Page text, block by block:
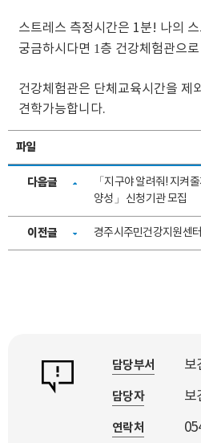
스트레스 측정시간은 1분! 나의
궁금하시다면 1 층 건강체험관으
건강체험관은 단체교육시간을 제
견학가능합니다.
파일
다음글
「지구야 알려줘! 지켜
양성」 신청기관 모집
이전글 경주시주민건강지원센
담당부서 보
담당자 보
연락처